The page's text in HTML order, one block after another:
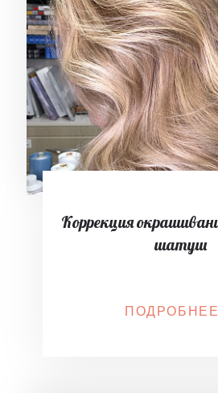
Коррекция
шатуш
ПОДРОБНЕЕ